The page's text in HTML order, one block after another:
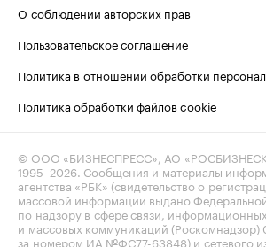
О соблюдении авторских прав
Пользовательское соглашение
Политика в отношении обработки
Политика обработки файлов cookie
© ООО «БИЗНЕСПРЕСС», АО
1995–2026. Сообщения и материалы
агентства «РБК» (свидетельство о
массовой информации выдано
по надзору в сфере связи,
и массовых коммуникаций (Роскомнадзор)
за номером ИА №ФС77-63848) и сетевого